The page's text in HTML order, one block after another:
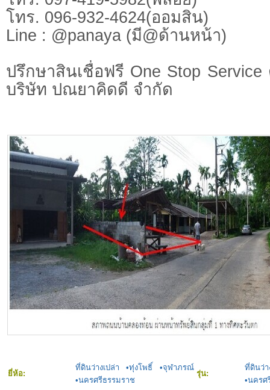
โทร. 096-932-4624(ออมสิน)
Line : @panaya (มี@ด้านหน้า)
ปรึกษาสินเชื่อฟรี One Stop
บริษัท ปณยาคิดดี จำกัด
ยี่ห้อ:
ที่ดินว่างเปล่า •ทุ่งโพธิ์ •จุฬาภรณ์
•นครศรีธรรมราช
รุ่น:
ที่ดิน
•นครศ